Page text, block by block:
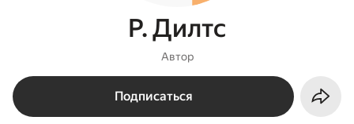
Р. Дилтс
Автор
Подписаться